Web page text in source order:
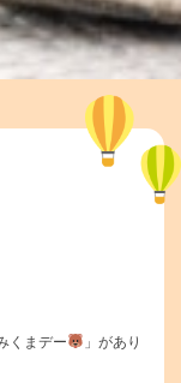
くまデー
」があり